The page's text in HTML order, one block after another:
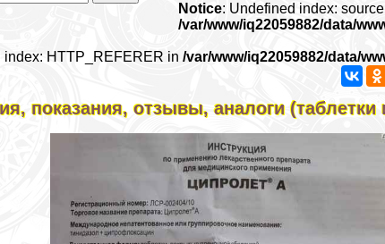
Notice: Undefined index:
/var/www/iq22059882/data/
index: HTTP_REFERER in /var/www/iq22059882/data/
показания, отзывы, аналоги (таблетки